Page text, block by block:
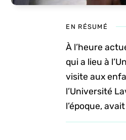
EN RÉSUMÉ
À l’heure
qui a lieu à
visite aux
l’Université
l’époque, avait